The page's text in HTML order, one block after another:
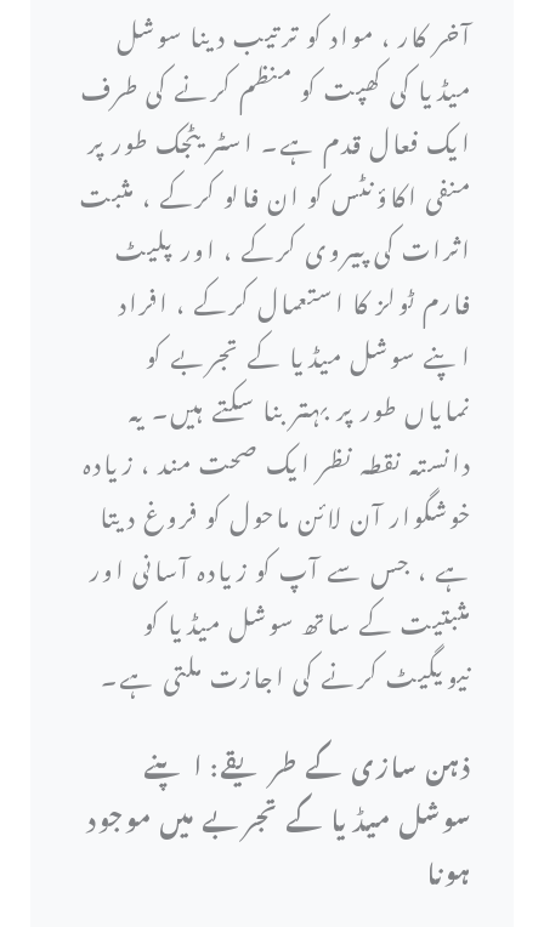
آخر کار ، مواد کو ترتیب دینا سوشل
میڈیا کی کھپت کو منظم کرنے کی طرف
ایک فعال قدم ہے۔ اسٹریٹجک طور پر
منفی اکاؤنٹس کو ان فالو کرکے ، مثبت
اثرات کی پیروی کرکے ، اور پلیٹ
فارم ٹولز کا استعمال کرکے ، افراد
اپنے سوشل میڈیا کے تجربے کو
نمایاں طور پر بہتر بنا سکتے ہیں۔ یہ
دانستہ نقطہ نظر ایک صحت مند ، زیادہ
خوشگوار آن لائن ماحول کو فروغ دیتا
ہے ، جس سے آپ کو زیادہ آسانی اور
مثبتیت کے ساتھ سوشل میڈیا کو
نیویگیٹ کرنے کی اجازت ملتی ہے۔
ذہن سازی کے طریقے: اپنے
سوشل میڈیا کے تجربے میں موجود
ہونا